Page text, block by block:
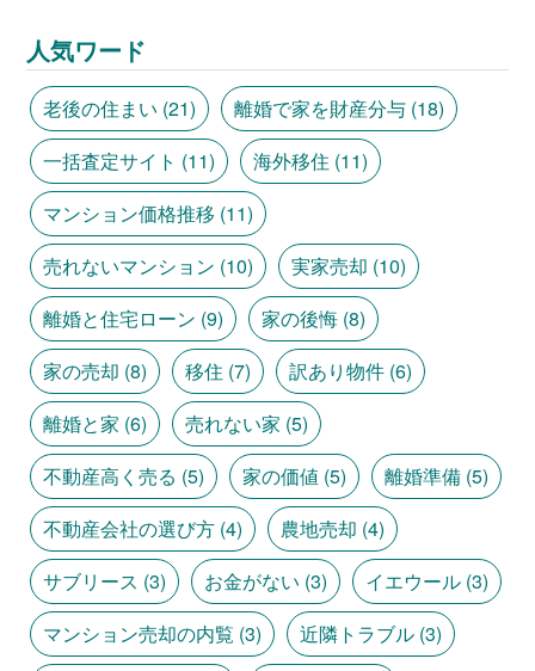
人気ワード
老後の住まい (21) 離婚で家を財産分与(18)
一括査定サイト (11) 海外移住 (11)
マンション価格推移 (11)
売れないマンション (10) 実家売却 (10)
離婚と住宅ローン (9) 家の後悔(8)
家の売却 (8) 移住 (7) 訳あり物件(6)
離婚と家 (6) 売れない家 (5)
不動産高く売る (5) 家の価値 (5) 離婚準備(5)
不動産会社の選び方(4) 農地売却 (4)
サブリース (3) お金がない (3) イエウール(3)
マンション売却の内覧 (3) 近隣トラブル(3)